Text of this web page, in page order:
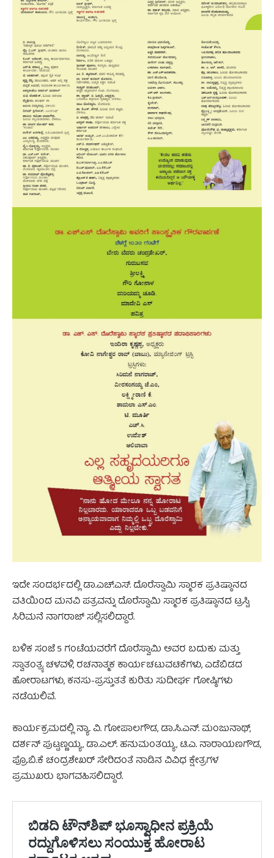
ಇದೇ ಸಂದರ್ಭದಲ್ಲಿ ಡಾ.ಎಚ್.ಎಸ್. ದೊರೆಸ್ವಾಮಿ ಸ್ಮಾರಕ ಪ್ರತಿಷ್ಠಾನದ
ವತಿಯಿಂದ ಮನವಿ ಪತ್ರವನ್ನು ದೊರೆಸ್ವಾಮಿ ಸ್ಮಾರಕ ಪ್ರತಿಷ್ಠಾನದ ಟ್ರಸ್ಟಿ
ಸಿರಿಮನೆ ನಾಗರಾಜ್‌ ಸಲ್ಲಿಸಲಿದ್ದಾರೆ.
ಬಳಿಕ ಸಂಜೆ 5 ಗಂಟೆಯವರೆಗೆ ದೊರೆಸ್ವಾಮಿ ಅವರ ಬದುಕು ಮತ್ತು
ಸ್ವಾತಂತ್ರ್ಯ ಚಳವಳಿ, ರಚನಾತ್ಮಕ ಕಾರ್ಯಚಟುವಟಿಕೆಗಳು, ಎಡೆಬಿಡದ
ಹೋರಾಟಗಳು, ಕನಸು-ಪ್ರಸ್ತುತತೆ ಕುರಿತು ಸುದೀರ್ಘ ಗೋಷ್ಠಿಗಳು
ನಡೆಯಲಿವೆ.
ಕಾರ್ಯಕ್ರಮದಲ್ಲಿ ನ್ಯಾ. ವಿ. ಗೋಪಾಲಗೌಡ, ಡಾ.ಸಿ.ಎನ್.‌ ಮಂಜುನಾಥ್‌,
ದರ್ಶನ್‌ ಪುಟ್ಟಣ್ಣಯ್ಯ, ಡಾ.ಎಲ್.‌ ಹನುಮಂತಯ್ಯ, ಟಿ.ಎ. ನಾರಾಯಣಗೌಡ,
ಪ್ರೊ.ಬಿ.ಕೆ ಚಂದ್ರಶೇಖರ್‌ ಸೇರಿದಂತೆ ನಾಡಿನ ವಿವಿಧ ಕ್ಷೇತ್ರಗಳ
ಪ್ರಮುಖರು ಭಾಗವಹಿಸಲಿದ್ದಾರೆ.